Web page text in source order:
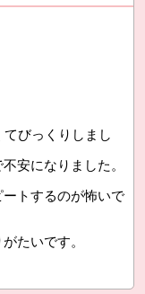
びっくりしまし
安になりました。
トするのが怖いで
たいです。